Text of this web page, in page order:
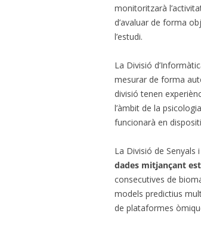
monitoritzarà
d’avaluar de forma
l’estudi.
La Divisió
mesurar de forma
divisió tenen
l’àmbit de la
funcionarà en
La Divisió de Senyals
dades mitjançant
consecutives de
models predictius
de plataformes